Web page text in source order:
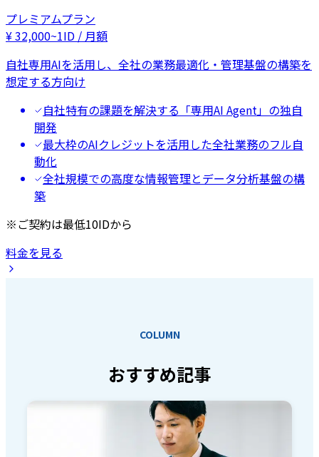
プレミアムプラン
¥32,000~1ID / 月額
自社専用AIを活用し、全社の業務最適化・管理基盤の構築を
想定する方向け
自社特有の課題を解決する「専用AI Agent」の独自
開発
最大枠のAIクレジットを活用した全社業務のフル自
動化
全社規模での高度な情報管理とデータ分析基盤の構
築
※ご契約は最低10IDから
料金を見る
COLUMN
おすすめ記事